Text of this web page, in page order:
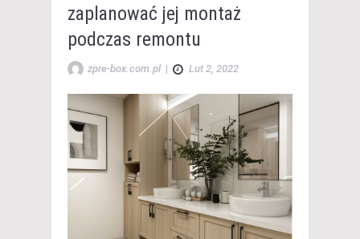
zaplanować jej montaż
podczas remontu
zpre-box.com.pl | Lut 2, 2022